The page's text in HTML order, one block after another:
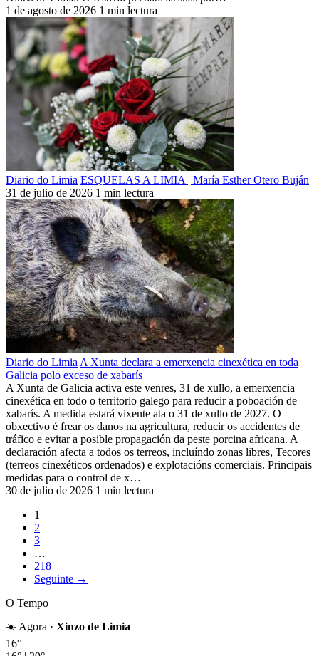
1 de agosto de 2026 1 min lectura
Diario do Limia ESQUELAS A LIMIA | María Esther Otero Buján
31 de julio de 2026 1 min lectura
Diario do Limia A Xunta declara a emerxencia cinexética en toda
Galicia polo exceso de xabarís
A Xunta de Galicia activa este venres, 31 de xullo, a emerxencia
cinexética en todo o territorio galego para reducir a poboación de
xabarís. A medida estará vixente ata o 31 de xullo de 2027. O
obxectivo é frear os danos na agricultura, reducir os accidentes de
tráfico e evitar a posible propagación da peste porcina africana. A
declaración afecta a todos os terreos, incluíndo zonas libres, Tecores
(terreos cinexéticos ordenados) e explotacións comerciais. Principais
medidas para o control de x…
30 de julio de 2026 1 min lectura
1
2
3
…
218
Seguinte →
O Tempo
☀️ Agora · Xinzo de Limia
16°